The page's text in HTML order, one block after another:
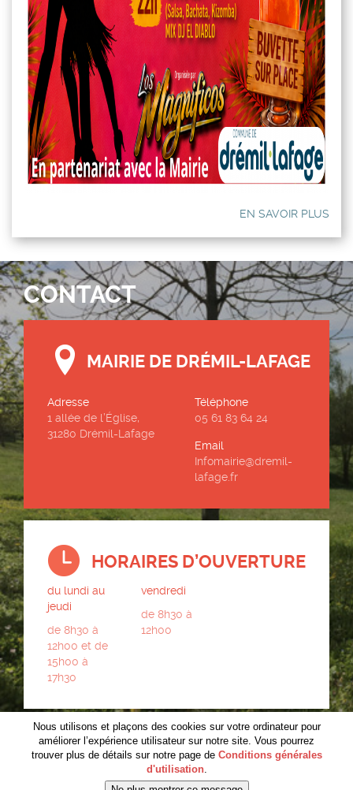
EN SAVOIR PLUS
CONTACT
MAIRIE DE DRÉMIL-LAFAGE
Adresse
1 allée de l’Église,
31280 Drémil-Lafage
Téléphone
05 61 83 64 24
Email
Infomairie@dremil-
lafage.fr
HORAIRES D’OUVERTURE
du lundi au
jeudi
de 8h30 à
12h00 et de
15h00 à
17h30
vendredi
de 8h30 à
12h00
RÉALISATION LOUNCE
Nous utilisons et plaçons des cookies sur votre ordinateur pour
améliorer l’expérience utilisateur sur notre site. Vous pourrez
trouver plus de détails sur notre page de Conditions générales
d'utilisation.